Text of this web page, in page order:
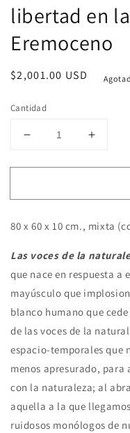
libertad en
Eremoceno
Precio
$2,001.00 USD
Cantidad
Reducir
para
III
El
de
la
libertad
en
la
era
del
para
III
El
de
la
libertad
en
la
era
del
80 x 60 x 10 cm., mixta
Las voces de la
que nace en respuesta a
mayúsculo que
blanco humano que
de las voces de la
espacio-temporales que
menos apresurado,
con la naturaleza; al
aquella a la que
ruidosos monólogos de